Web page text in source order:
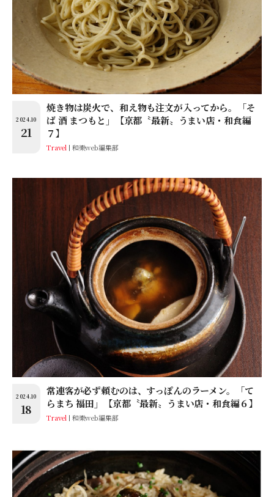
2024.10
21
焼き物は炭火で、和え物も注文が入ってから。「そ
ば 酒 まつもと」【京都〝最新〟うまい店・和食編
７】
Travel 和樂web編集部
2024.10
18
常連客が必ず頼むのは、すっぽんのラーメン。「て
らまち 福田」【京都〝最新〟うまい店・和食編６】
Travel 和樂web編集部